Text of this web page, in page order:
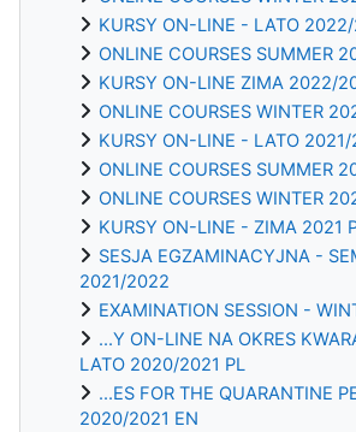
KURSY ON-LINE - LATO
ONLINE COURSES SUMMER
KURSY ON-LINE ZIMA 2022/
ONLINE COURSES WINTER
KURSY ON-LINE - LATO
ONLINE COURSES SUMMER
ONLINE COURSES WINTER
KURSY ON-LINE - ZIMA 2021
SESJA EGZAMINACYJNA -
2021/2022
EXAMINATION SESSION -
...Y ON-LINE NA OKRES
LATO 2020/2021 PL
...ES FOR THE QUARANTINE
2020/2021 EN